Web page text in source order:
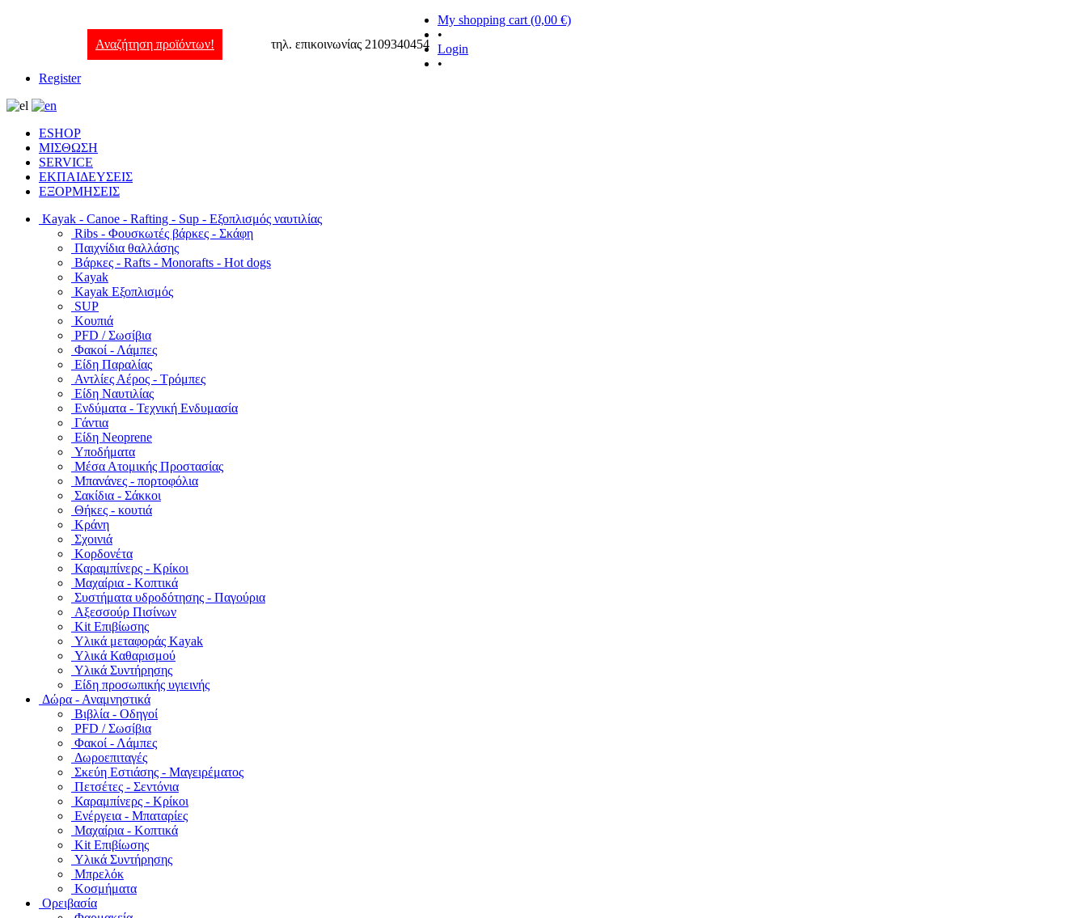
Αναζήτηση προϊόντων! τηλ. επικοινωνίας 2109340454
My shopping cart (0,00 €)
•
Login
•
Register
ESHOP
ΜΙΣΘΩΣΗ
SERVICE
ΕΚΠΑΙΔΕΥΣΕΙΣ
ΕΞΟΡΜΗΣΕΙΣ
Kayak - Canoe - Rafting - Sup - Εξοπλισμός ναυτιλίας
Ribs - Φουσκωτές βάρκες - Σκάφη
Παιχνίδια θαλλάσης
Βάρκες - Rafts - Monorafts - Hot dogs
Kayak
Kayak Εξοπλισμός
SUP
Κουπιά
PFD / Σωσίβια
Φακοί - Λάμπες
Είδη Παραλίας
Αντλίες Αέρος - Τρόμπες
Είδη Ναυτιλίας
Ενδύματα - Τεχνική Ενδυμασία
Γάντια
Είδη Neoprene
Υποδήματα
Μέσα Ατομικής Προστασίας
Μπανάνες - πορτοφόλια
Σακίδια - Σάκκοι
Θήκες - κουτιά
Κράνη
Σχοινιά
Κορδονέτα
Καραμπίνερς - Κρίκοι
Μαχαίρια - Κοπτικά
Συστήματα υδροδότησης - Παγούρια
Αξεσσούρ Πισίνων
Kit Επιβίωσης
Υλικά μεταφοράς Kayak
Υλικά Καθαρισμού
Υλικά Συντήρησης
Είδη προσωπικής υγιεινής
Δώρα - Αναμνηστικά
Βιβλία - Οδηγοί
PFD / Σωσίβια
Φακοί - Λάμπες
Δωροεπιταγές
Σκεύη Εστιάσης - Μαγειρέματος
Πετσέτες - Σεντόνια
Καραμπίνερς - Κρίκοι
Ενέργεια - Μπαταρίες
Μαχαίρια - Κοπτικά
Kit Επιβίωσης
Υλικά Συντήρησης
Μπρελόκ
Κοσμήματα
Ορειβασία